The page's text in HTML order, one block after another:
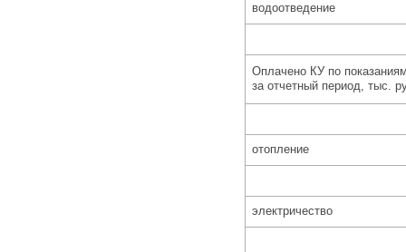
водоотведение
Оплачено КУ по
за отчетный период, тыс.
отопление
электричество